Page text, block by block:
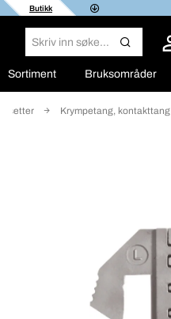
Butikk
Sortiment Bruksområder
Krympetang, kontakttang